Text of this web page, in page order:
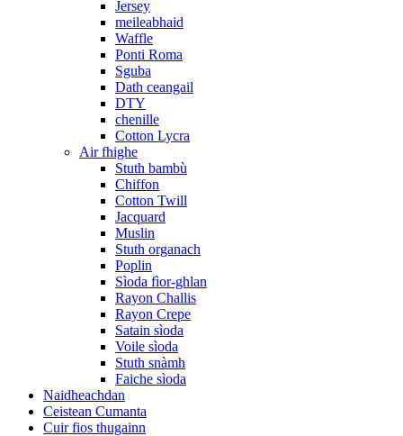
Jersey
meileabhaid
Waffle
Ponti Roma
Sguba
Dath ceangail
DTY
chenille
Cotton Lycra
Air fhighe
Stuth bambù
Chiffon
Cotton Twill
Jacquard
Muslin
Stuth organach
Poplin
Sìoda fìor-ghlan
Rayon Challis
Rayon Crepe
Satain sìoda
Voile sìoda
Stuth snàmh
Faiche sìoda
Naidheachdan
Ceistean Cumanta
Cuir fios thugainn